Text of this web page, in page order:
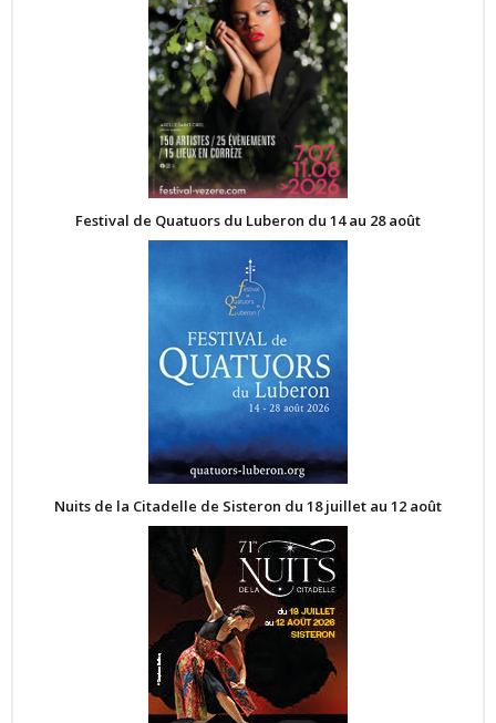
Festival de Quatuors du Luberon du 14 au 28 août
Nuits de la Citadelle de Sisteron du 18 juillet au 12 août